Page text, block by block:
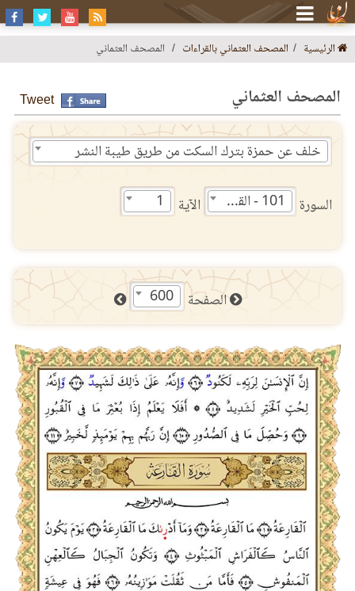
الرئيسية المصحف العثماني بالقراءات المصحف العثماني
المصحف العثماني Tweet
خلف عن حمزة بترك السكت من طريق طيبة النشر
السورة 101 - القارعة الآية 1
الصفحة 600